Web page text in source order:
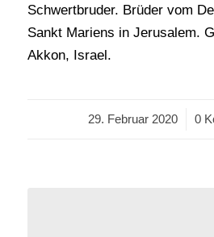
Schwertbruder. Brüder vom
Sankt Mariens in Jerusalem.
Akkon, Israel.
29. Februar 2020
/ 0